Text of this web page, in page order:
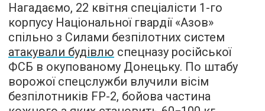
Нагадаємо, 22 квітня спеціалісти 1-го
корпусу Національної гвардії «Азов»
спільно з Силами безпілотних систем
атакували будівлю спецназу російської
ФСБ в окупованому Донецьку. По штабу
ворожої спецслужби влучили вісім
безпілотників FP-2, бойова частина